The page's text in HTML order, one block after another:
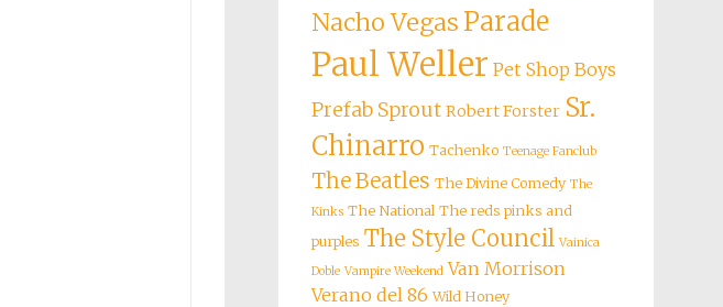
Nacho Vegas Parade
Paul Weller Pet Shop Boys
Prefab Sprout Robert Forster Sr.
Chinarro Tachenko Teenage Fanclub
The Beatles The Divine Comedy The
Kinks The National The reds pinks and
purples The Style Council Vainica
Doble Vampire Weekend Van Morrison
Verano del 86 Wild Honey